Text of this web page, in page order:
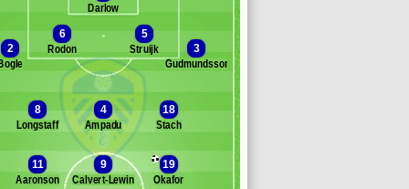
des remplaçants Leeds United
Darlow
6
Rodon
5
Struijk
2
Bogle
3
Gudmundsson
8
Longstaff
4
Ampadu
18
Stach
11
Aaronson
9
Calvert-Lewin
19
Okafor